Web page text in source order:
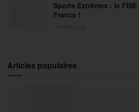
Sports Extrêmes : le
France !
Articles populaires